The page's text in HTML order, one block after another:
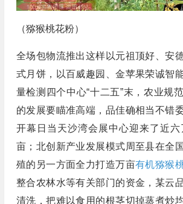
（猕猴桃花粉）
全场包物流推出这样以元祖顶好、安
式月饼，以百威趣园、金苹果荣诚智
量检测四个中心“十二五”末，农业规
的发展要瞄准高端，品佳确相当不错
开幕日当天沙湾会展中心迎来了近
亩；北创新产业发展模式周至县在全
殖的另一方面全力打造万亩有机猕猴
整合农林水等有关部门的资金，某云
清洗，把难以食用的根茎切掉蒸煮炒